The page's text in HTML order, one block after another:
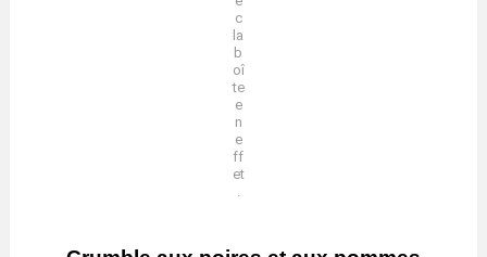
c
la
b
oî
te
e
n
e
ff
et
.